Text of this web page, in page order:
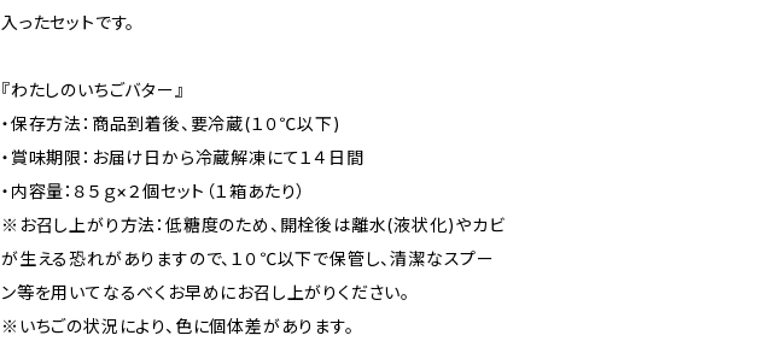
入ったセットです。
『わたしのいちごバター』
・保存方法：商品到着後、要冷蔵(１０℃以下)
・賞味期限：お届け日から冷蔵解凍にて１４日間
・内容量：８５ｇ×２個セット（１箱あたり）
※お召し上がり方法：低糖度のため、開栓後は離水(液状化)やカビ
が生える恐れがありますので、１０℃以下で保管し、清潔なスプー
ン等を用いてなるべくお早めにお召し上がりください。
※いちごの状況により、色に個体差があります。